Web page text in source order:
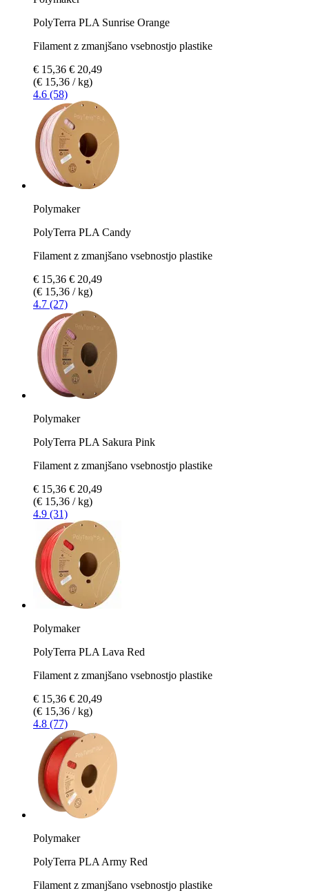
PolyTerra PLA Sunrise Orange
Filament z zmanjšano vsebnostjo plastike
€ 15,36 € 20,49
(€ 15,36 / kg)
4.6 (58)
Polymaker
PolyTerra PLA Candy
Filament z zmanjšano vsebnostjo plastike
€ 15,36 € 20,49
(€ 15,36 / kg)
4.7 (27)
Polymaker
PolyTerra PLA Sakura Pink
Filament z zmanjšano vsebnostjo plastike
€ 15,36 € 20,49
(€ 15,36 / kg)
4.9 (31)
Polymaker
PolyTerra PLA Lava Red
Filament z zmanjšano vsebnostjo plastike
€ 15,36 € 20,49
(€ 15,36 / kg)
4.8 (77)
Polymaker
PolyTerra PLA Army Red
Filament z zmanjšano vsebnostjo plastike